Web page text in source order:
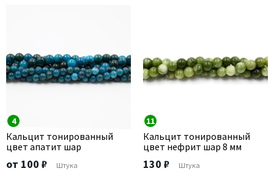
4
Кальцит тонированный
цвет апатит шар
от 100 ₽ Штука
11
Кальцит тонированный
цвет нефрит шар 8 мм
130 ₽ Штука